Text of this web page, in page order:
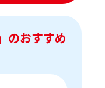
のおすすめ